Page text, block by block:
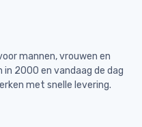
mannen, vrouwen en
in 2000 en vandaag de dag
met snelle levering.